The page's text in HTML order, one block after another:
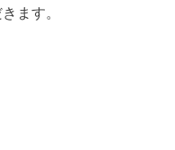
ます。